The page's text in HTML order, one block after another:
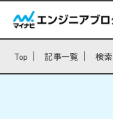
Top 記事一覧 検